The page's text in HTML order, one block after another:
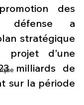
des
défense a
stratégique
projet d'une
milliards de
sur la période